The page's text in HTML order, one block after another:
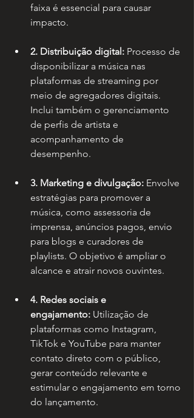
faixa é essencial para causar
impacto.
2. Distribuição digital: Processo de
disponibilizar a música nas
plataformas de streaming por
meio de agregadores digitais.
Inclui também o gerenciamento
de perfis de artista e
acompanhamento de
desempenho.
3. Marketing e divulgação: Envolve
estratégias para promover a
música, como assessoria de
imprensa, anúncios pagos, envio
para blogs e curadores de
playlists. O objetivo é ampliar o
alcance e atrair novos ouvintes.
4. Redes sociais e
engajamento: Utilização de
plataformas como Instagram,
TikTok e YouTube para manter
contato direto com o público,
gerar conteúdo relevante e
estimular o engajamento em torno
do lançamento.